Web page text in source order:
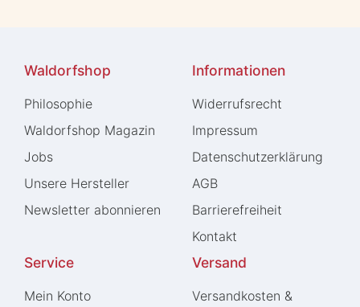
Waldorfshop
Philosophie
Waldorfshop Magazin
Jobs
Unsere Hersteller
Newsletter abonnieren
Informationen
Widerrufs­recht
Impressum
Daten­schutz­erklärung
AGB
Barrierefreiheit
Kontakt
Service
Mein Konto
Versand
Versandkosten &